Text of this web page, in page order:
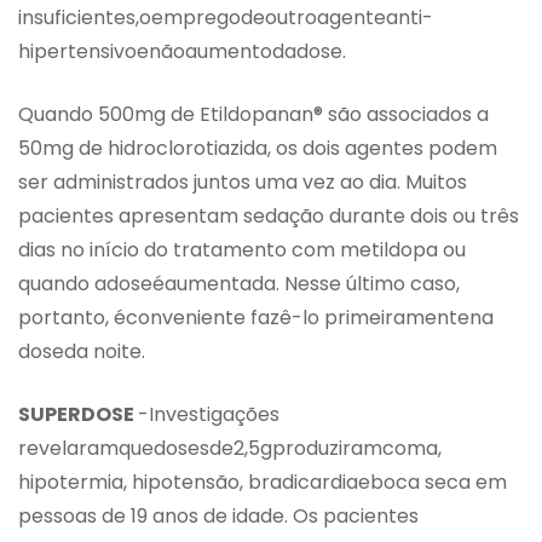
insuficientes,oempregodeoutroagenteanti-
hipertensivoenãoaumentodadose.
Quando 500mg de Etildopanan® são associados a
50mg de hidroclorotiazida, os dois agentes podem
ser administrados juntos uma vez ao dia. Muitos
pacientes apresentam sedação durante dois ou três
dias no início do tratamento com metildopa ou
quando adoseéaumentada. Nesse último caso,
portanto, éconveniente fazê-lo primeiramentena
doseda noite.
SUPERDOSE -Investigações
revelaramquedosesde2,5gproduziramcoma,
hipotermia, hipotensão, bradicardiaeboca seca em
pessoas de 19 anos de idade. Os pacientes